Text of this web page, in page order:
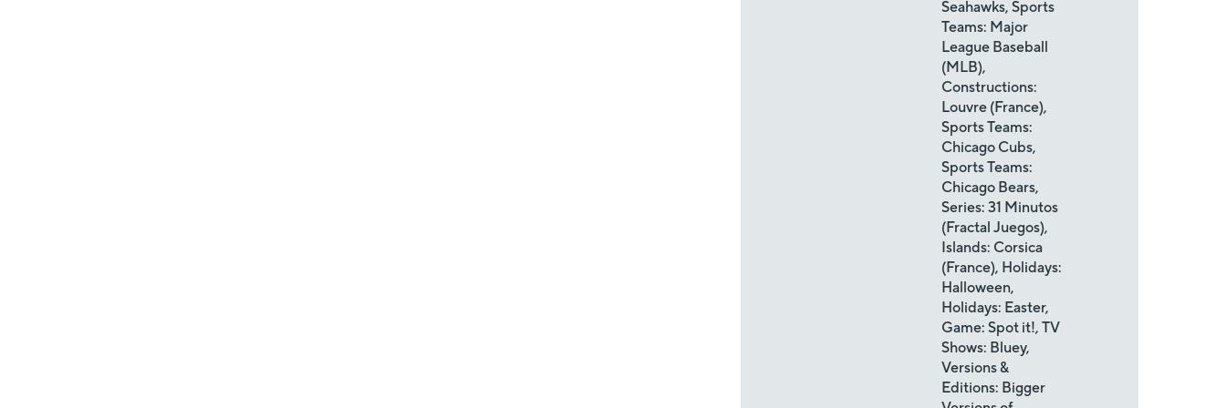
Seahawks, Sports
Teams: Major
League Baseball
(MLB),
Constructions:
Louvre (France),
Sports Teams:
Chicago Cubs,
Sports Teams:
Chicago Bears,
Series: 31 Minutos
(Fractal Juegos),
Islands: Corsica
(France), Holidays:
Halloween,
Holidays: Easter,
Game: Spot it!, TV
Shows: Bluey,
Versions &
Editions: Bigger